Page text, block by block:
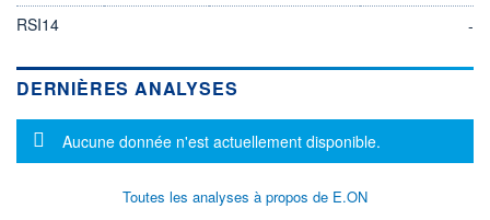
RSI14
-
DERNIÈRES ANALYSES
Message d'information
Aucune donnée n'est actuellement disponible.
Toutes les analyses à propos de E.ON